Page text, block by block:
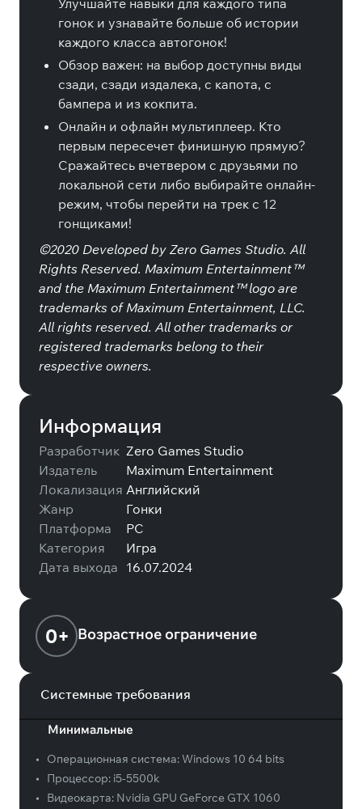
Улучшайте навыки для каждого типа
гонок и узнавайте больше об истории
каждого класса автогонок!
Обзор важен: на выбор доступны виды
сзади, сзади издалека, с капота, с
бампера и из кокпита.
Онлайн и офлайн мультиплеер. Кто
первым пересечет финишную прямую?
Сражайтесь вчетвером с друзьями по
локальной сети либо выбирайте онлайн-
режим, чтобы перейти на трек с 12
гонщиками!
©2020 Developed by Zero Games Studio. All
Rights Reserved. Maximum Entertainment™
and the Maximum Entertainment™ logo are
trademarks of Maximum Entertainment, LLC.
All rights reserved. All other trademarks or
registered trademarks belong to their
respective owners.
Информация
Разработчик Zero Games Studio
Издатель
Maximum Entertainment
Локализация Английский
Жанр
Гонки
Платформа
PC
Категория
Игра
Дата выхода 16.07.2024
0+ Возрастное ограничение
Системные требования
Минимальные
• Операционная система:Windows 10 64 bits
•
Процессор: i5-5500k
•
Видеокарта: Nvidia GPU GeForce GTX 1060